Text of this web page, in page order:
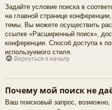
Задайте условие поиска в
на главной странице
темы. Вы можете осуществить
ссылке «Расширенный поиск»,
конференции. Способ доступа к
используемого стиля.
Вернуться к началу
Почему мой поиск не
Ваш поисковый запрос,